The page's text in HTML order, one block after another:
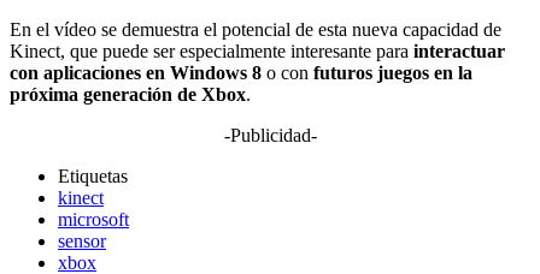
En el vídeo se demuestra el potencial de esta nueva capacidad de
Kinect, que puede ser especialmente interesante para interactuar
con aplicaciones en Windows 8 o con futuros juegos en la
próxima generación de Xbox.
-Publicidad-
Etiquetas
kinect
microsoft
sensor
xbox